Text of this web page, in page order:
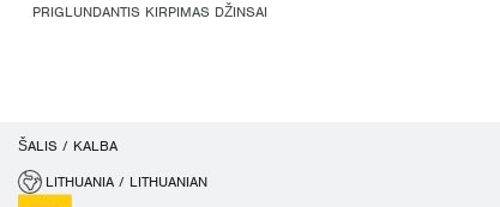
PRIGLUNDANTIS KIRPIMAS DŽINSAI
ŠALIS / KALBA
LITHUANIA / LITHUANIAN